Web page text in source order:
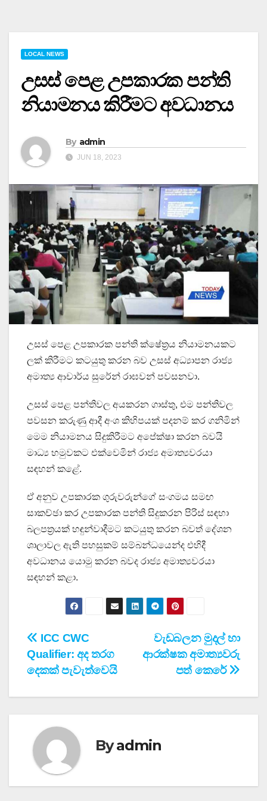
LOCAL NEWS
උසස් පෙළ උපකාරක පන්ති
නියාමනය කිරීමට අවධානය
By admin
JUN 18, 2023
උසස් පෙළ උපකාරක පන්ති ක්ෂේත්‍රය නියාමනයකට
ලක් කිරීමට කටයුතු කරන බව උසස් අධ්‍යාපන රාජ්‍ය
අමාත්‍ය ආචාර්ය සුරේන් රාඝවන් පවසනවා.
උසස් පෙළ පන්තිවල අයකරන ගාස්තු, එම පන්තිවල
පවසන කරුණු ආදී අංශ කිහිපයක් පදනම් කර ගනිමින්
මෙම නියාමනය සිදුකිරීමට අපේක්ෂා කරන බවයි
මාධ්‍ය හමුවකට එක්වෙමින් රාජ්‍ය අමාත්‍යවරයා
සඳහන් කළේ.
ඒ අනුව උපකාරක ගුරුවරුන්ගේ සංගමය සමඟ
සාකච්ඡා කර උපකාරක පන්ති සිදුකරන පිරිස් සඳහා
බලපත්‍රයක් හඳුන්වාදීමට කටයුතු කරන බවත් දේශන
ශාලාවල ඇති පහසුකම් සම්බන්ධයෙන්ද එහිදී
අවධානය යොමු කරන බවද රාජ්‍ය අමාත්‍යවරයා
සඳහන් කළා.
Post
navigation
වැඩබලන මුදල් හා
ආරක්ෂක අමාත්‍යවරු
පත් කෙරේ
ICC CWC
Qualifier: අද තරග
දෙකක් පැවැත්වෙයි
Byadmin